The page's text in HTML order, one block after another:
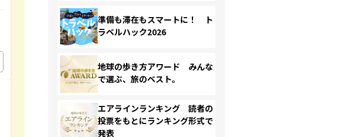
準備も滞在もスマートに！ ト
ラベルハック2026
地球の歩き方アワード みんな
で選ぶ、旅のベスト。
エアラインランキング 読者の
投票をもとにランキング形式で
発表